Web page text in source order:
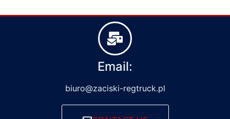
Email:
biuro@zaciski-regtruck.pl